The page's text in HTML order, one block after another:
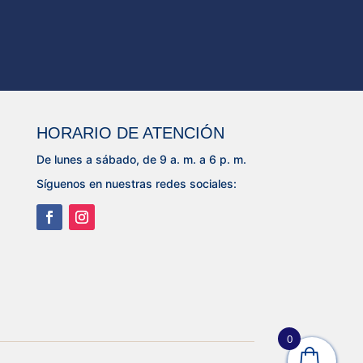
HORARIO DE ATENCIÓN
De lunes a sábado, de 9 a. m. a 6 p. m.
Síguenos en nuestras redes sociales:
0